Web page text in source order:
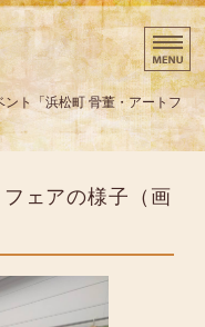
東京都の骨董・クラフト
ト「浜松町 骨董・アートフ
ェアの様子（画